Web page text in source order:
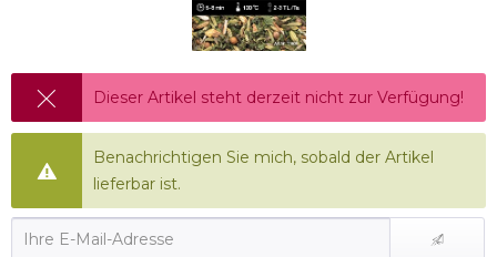
Dieser Artikel steht derzeit nicht zur Verfügung!
Benachrichtigen Sie mich, sobald der Artikel
lieferbar ist.